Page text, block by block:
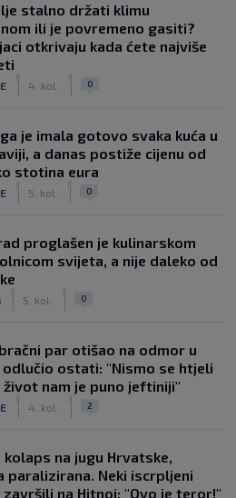
stalno držati klimu
ili je povremeno gasiti?
otkrivaju kada ćete najviše
4. kol. 0
je imala gotovo svaka kuća u
a danas postiže cijenu od
stotina eura
5. kol. 0
proglašen je kulinarskom
svijeta, a nije daleko od
5. kol. 0
par otišao na odmor u
ostati: "Nismo se htjeli
nam je puno jeftiniji"
4. kol. 2
kolaps na jugu Hrvatske,
paralizirana. Neki iscrpljeni
na Hitnoj: "Ovo je teror!"